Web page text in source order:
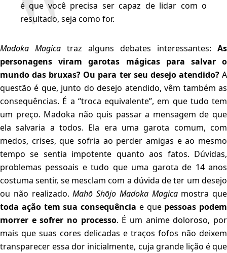
é que você precisa ser capaz de lidar com o
resultado, seja como for.
Madoka Magica traz alguns debates interessantes: As
personagens viram garotas mágicas para salvar o
mundo das bruxas? Ou para ter seu desejo atendido?A
questão é que, junto do desejo atendido, vêm também as
consequências. É a “troca equivalente”, em que tudo tem
um preço. Madoka não quis passar a mensagem de que
ela salvaria a todos. Ela era uma garota comum, com
medos, crises, que sofria ao perder amigas e ao mesmo
tempo se sentia impotente quanto aos fatos. Dúvidas,
problemas pessoais e tudo que uma garota de 14 anos
costuma sentir, se mesclam com a dúvida de ter um desejo
ou não realizado.Mahō Shōjo Madoka Magicamostra que
toda ação tem sua consequência e que pessoas podem
morrer e sofrer no processo. É um anime doloroso, por
mais que suas cores delicadas e traços fofos não deixem
transparecer essa dor inicialmente, cuja grande lição é que